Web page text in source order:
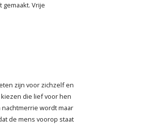
Vrije
zijn voor zichzelf en
die lief voor hen
wordt maar
de mens voorop staat